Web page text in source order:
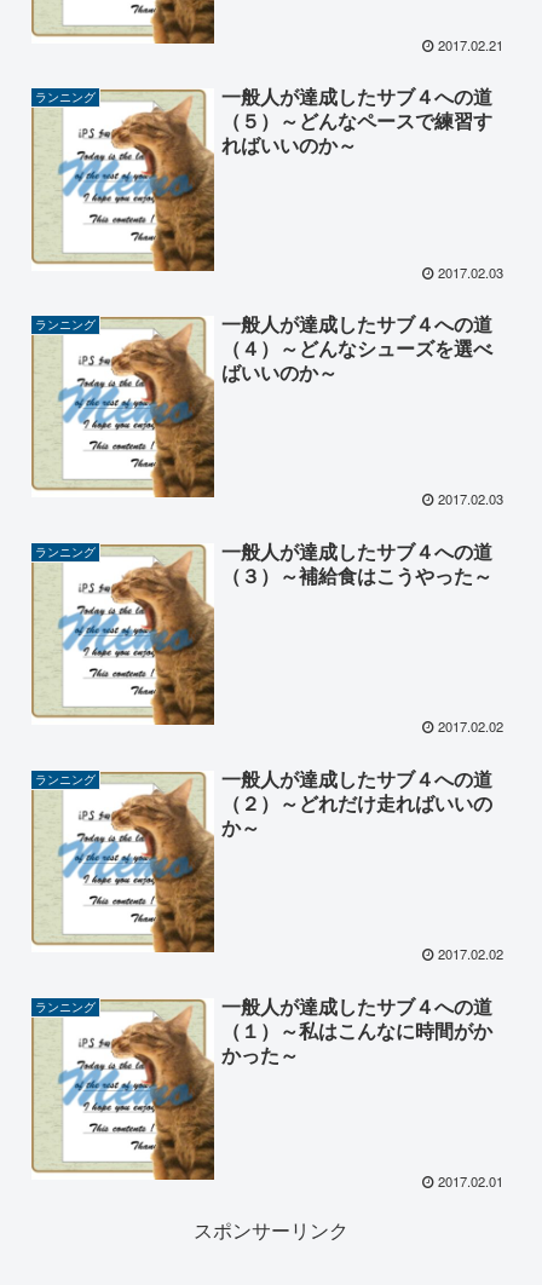
2017.02.21
ランニング
一般人が達成したサブ４への道
（５）～どんなペースで練習す
ればいいのか～
2017.02.03
ランニング
一般人が達成したサブ４への道
（４）～どんなシューズを選べ
ばいいのか～
2017.02.03
ランニング
一般人が達成したサブ４への道
（３）～補給食はこうやった～
2017.02.02
ランニング
一般人が達成したサブ４への道
（２）～どれだけ走ればいいの
か～
2017.02.02
ランニング
一般人が達成したサブ４への道
（１）～私はこんなに時間がか
かった～
2017.02.01
スポンサーリンク